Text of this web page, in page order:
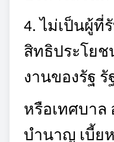
4. ไม่เป็นผู้ที่
สิทธิประโย
งานของรัฐ
หรือเทศบาล
บำนาญ เบี้ย